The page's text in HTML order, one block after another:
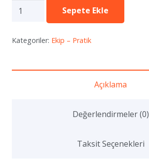
SPT2
Sepete Ekle
Kategoriler: Ekip – Pratik
Açıklama
Değerlendirmeler (0)
Taksit Seçenekleri